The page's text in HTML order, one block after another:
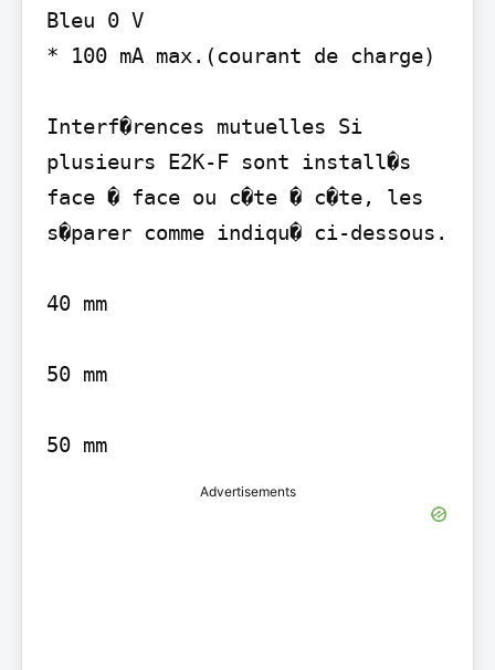
Bleu 0 V
* 100 mA max.(courant de charge)
Interf�rences mutuelles Si
plusieurs E2K-F sont install�s
face � face ou c�te � c�te, les
s�parer comme indiqu� ci-dessous.
40 mm
50 mm
50 mm
Advertisements